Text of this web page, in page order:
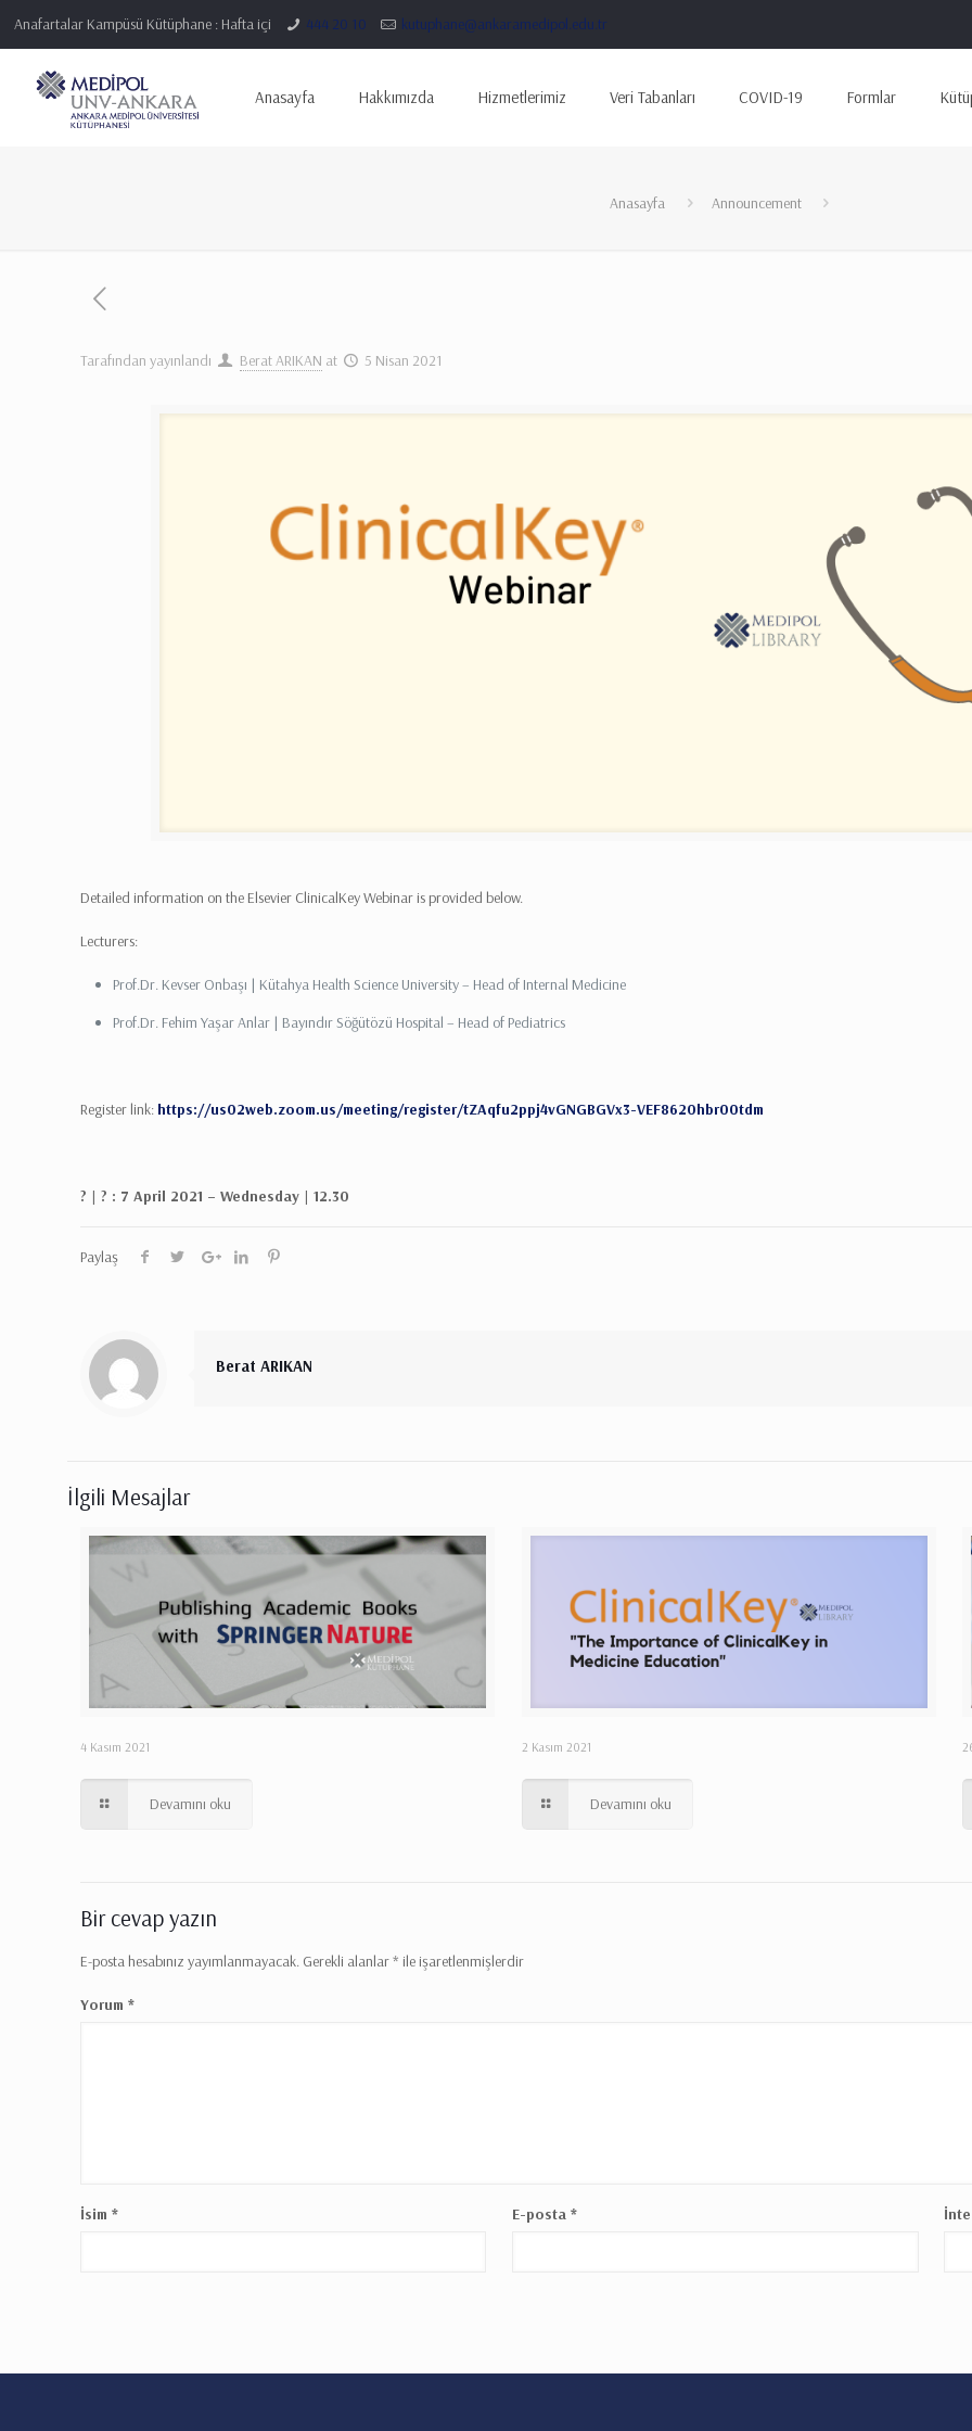
Anafartalar Kampüsü Kütüphane : Hafta içi 444 20 10 kutuphane@ankaramedipol.edu.tr
Anasayfa Hakkımızda Hizmetlerimiz Veri Tabanları COVID-19 Formlar
Anasayfa Announcement
Tarafından yayınlandı Berat ARIKAN at 5 Nisan 2021
Detailed information on the Elsevier ClinicalKey Webinar is provided below.
Lecturers:
Prof.Dr. Kevser Onbaşı | Kütahya Health Science University – Head of Internal Medicine
Prof.Dr. Fehim Yaşar Anlar | Bayındır Söğütözü Hospital – Head of Pediatrics
Register link: https://us02web.zoom.us/meeting/register/tZAqfu2ppj4vGNGBGVx3-VEF8620hbr00tdm
? | ? : 7 April 2021 – Wednesday | 12.30
Paylaş
Berat ARIKAN
İlgili Mesajlar
4 Kasım 2021
Devamını oku
2 Kasım 2021
Devamını oku
Bir cevap yazın
E-posta hesabınız yayımlanmayacak. Gerekli alanlar* ile işaretlenmişlerdir
Yorum*
İsim* E-posta*